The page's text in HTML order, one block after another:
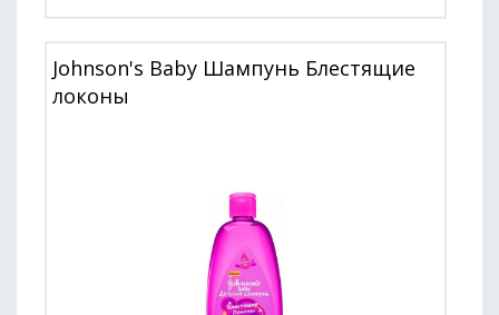
Johnson's Baby Шампунь Блестящие
локоны